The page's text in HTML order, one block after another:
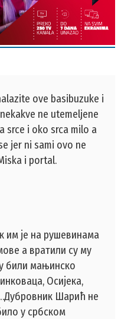
ove basibuzuke i
ne utemeljene
srce i oko srca milo a
jer ni sami ovo ne
i portal.
им је на рушевинама
а вратили су му
били мањинско
Осијека,
Шарић не
у србском